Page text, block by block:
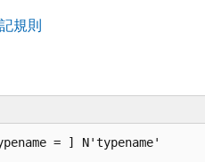
規則
= ] N'typename'